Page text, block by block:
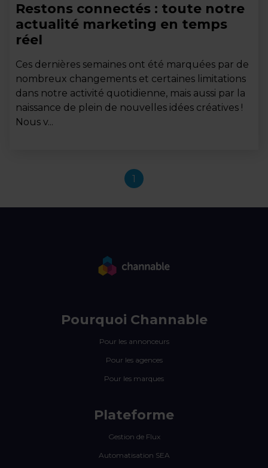
Restons connectés : toute notre
actualité marketing en temps
réel
Ces dernières semaines ont été marquées par de
nombreux changements et certaines limitations
dans notre activité quotidienne, mais aussi par la
naissance de plein de nouvelles idées créatives !
Nous v...
1
Pourquoi Channable
Pour les annonceurs
Pour les agences
Pour les marques
Plateforme
Gestion de Flux
Automatisation SEA